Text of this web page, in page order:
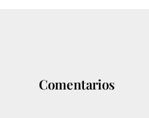
Comentarios